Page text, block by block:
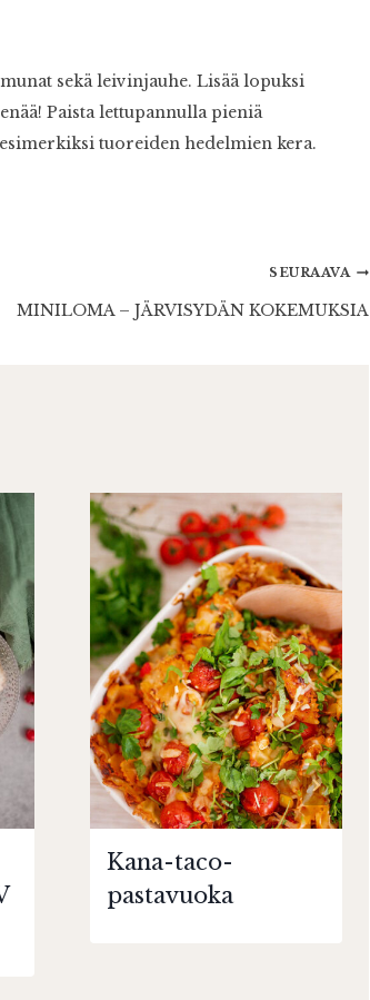
sekä leivinjauhe. Lisää lopuksi
Paista lettupannulla pieniä
tuoreiden hedelmien kera.
SEURAAVA
MINILOMA – JÄRVISYDÄN KOKEMUKSIA
Kana-taco-
pastavuoka